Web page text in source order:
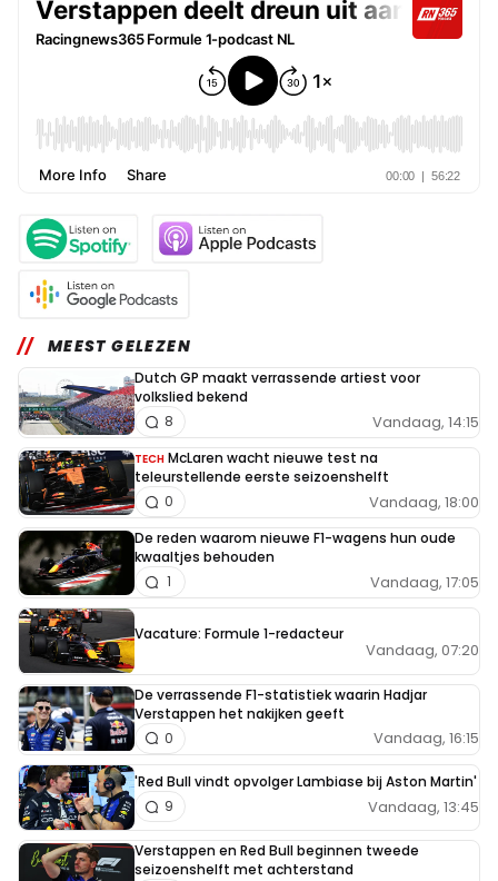
MEEST GELEZEN
Dutch GP maakt verrassende artiest voor
volkslied bekend
Vandaag, 14:15
8
TECH McLaren wacht nieuwe test na
teleurstellende eerste seizoenshelft
Vandaag, 18:00
0
De reden waarom nieuwe F1-wagens hun oude
kwaaltjes behouden
Vandaag, 17:05
1
Vacature: Formule 1-redacteur
Vandaag, 07:20
De verrassende F1-statistiek waarin Hadjar
Verstappen het nakijken geeft
Vandaag, 16:15
0
'Red Bull vindt opvolger Lambiase bij Aston Martin'
Vandaag, 13:45
9
Verstappen en Red Bull beginnen tweede
seizoenshelft met achterstand